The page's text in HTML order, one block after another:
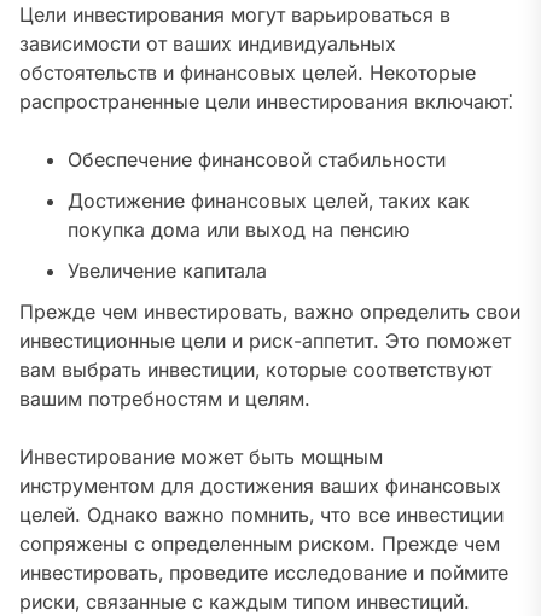
Цели инвестирования могут варьироваться в
зависимости от ваших индивидуальных
обстоятельств и финансовых целей. Некоторые
распространенные цели инвестирования включают⁚
Обеспечение финансовой стабильности
Достижение финансовых целей‚ таких как
покупка дома или выход на пенсию
Увеличение капитала
Прежде чем инвестировать‚ важно определить свои
инвестиционные цели и риск-аппетит. Это поможет
вам выбрать инвестиции‚ которые соответствуют
вашим потребностям и целям.
Инвестирование может быть мощным
инструментом для достижения ваших финансовых
целей. Однако важно помнить‚ что все инвестиции
сопряжены с определенным риском. Прежде чем
инвестировать‚ проведите исследование и поймите
риски‚ связанные с каждым типом инвестиций.